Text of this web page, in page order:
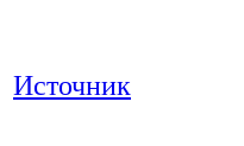
Источник